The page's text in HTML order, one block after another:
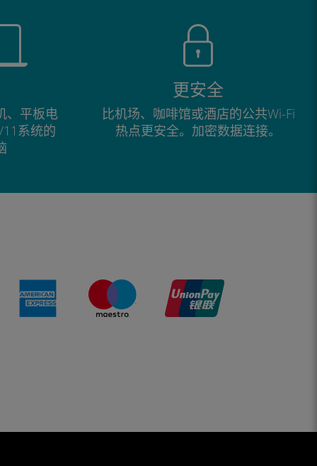
、平板电
系统的
更安全
比机场、咖啡馆或酒店的公共Wi-Fi
热点更安全。加密数据连接。